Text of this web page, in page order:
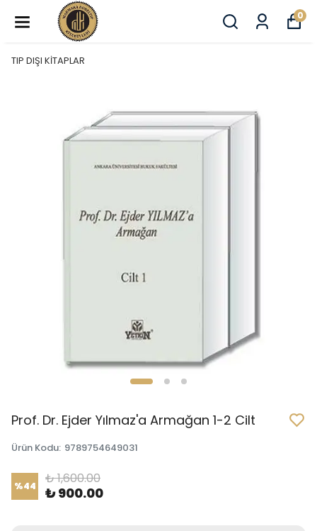
0
TIP DIŞI KİTAPLAR
Prof. Dr. Ejder Yılmaz'a Armağan 1-2 Cilt
Ürün Kodu: 9789754649031
%44 ₺ 1,600.00
₺ 900.00